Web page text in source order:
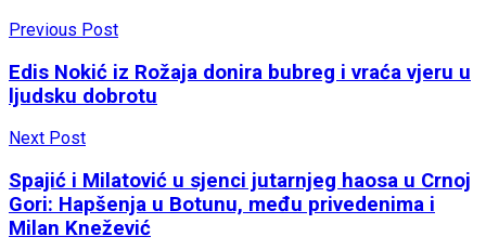
Previous Post
Edis Nokić iz Rožaja donira bubreg i vraća vjeru u
ljudsku dobrotu
Next Post
Spajić i Milatović u sjenci jutarnjeg haosa u Crnoj
Gori: Hapšenja u Botunu, među privedenima i
Milan Knežević